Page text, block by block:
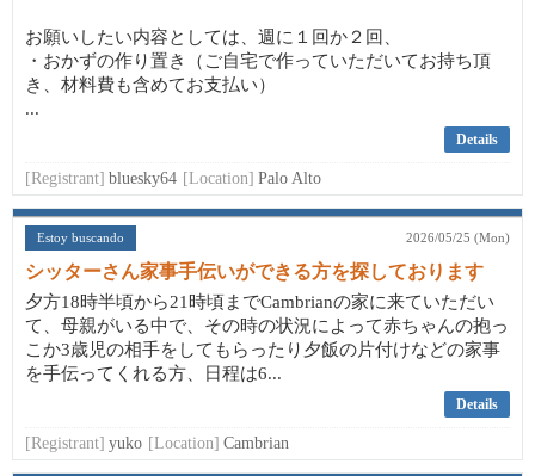
お願いしたい内容としては、週に１回か２回、
・おかずの作り置き（ご自宅で作っていただいてお持ち頂
き、材料費も含めてお支払い）
...
Details
[Registrant] bluesky64 [Location] Palo Alto
Estoy buscando 2026/05/25 (Mon)
シッターさん家事手伝いができる方を探しております
夕方18時半頃から21時頃までCambrianの家に来ていただい
て、母親がいる中で、その時の状況によって赤ちゃんの抱っ
こか3歳児の相手をしてもらったり夕飯の片付けなどの家事
を手伝ってくれる方、日程は6...
Details
[Registrant] yuko [Location] Cambrian